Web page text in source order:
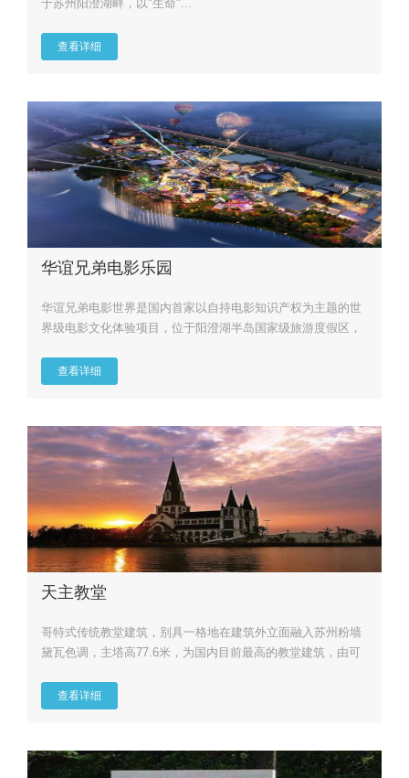
于苏州阳澄湖畔，以"生命"...
查看详细
华谊兄弟电影乐园
华谊兄弟电影世界是国内首家以自持电影知识产权为主题的世
界级电影文化体验项目，位于阳澄湖半岛国家级旅游度假区，
查看详细
天主教堂
哥特式传统教堂建筑，别具一格地在建筑外立面融入苏州粉墙
黛瓦色调，主塔高77.6米，为国内目前最高的教堂建筑，由可
查看详细